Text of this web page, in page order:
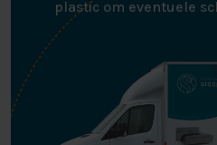
plastic om eventuele